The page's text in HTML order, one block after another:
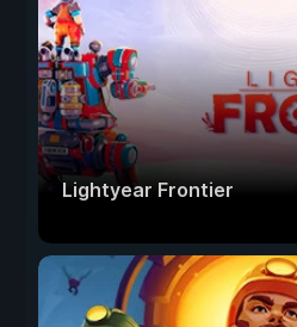
Lightyear Frontier